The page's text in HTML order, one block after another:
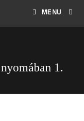
MENU
1.